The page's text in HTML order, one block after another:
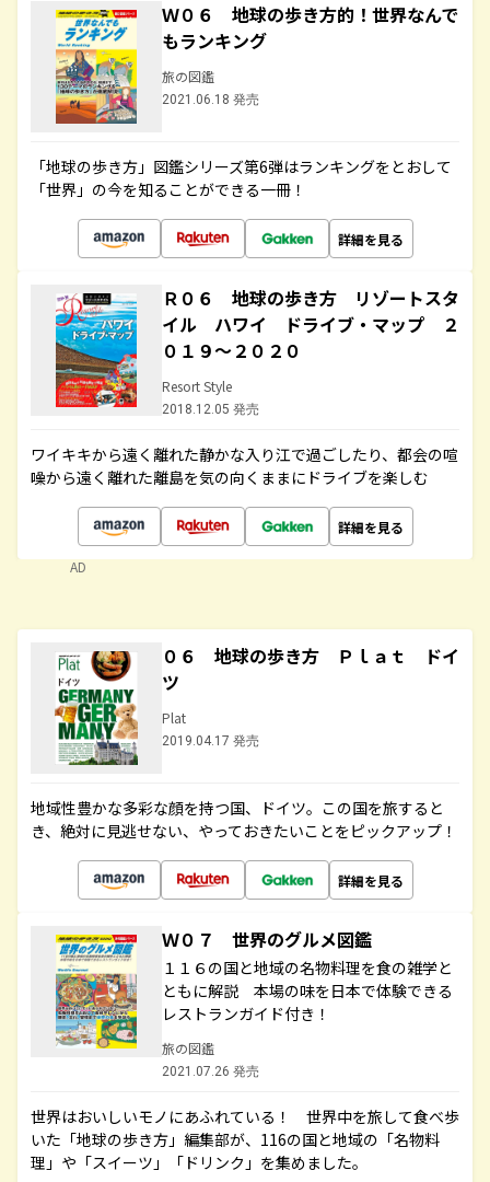
Ｗ０６ 地球の歩き方的！世界なんで
もランキング
旅の図鑑
2021.06.18 発売
「地球の歩き方」図鑑シリーズ第6弾はランキングをとおして
「世界」の今を知ることができる一冊！
詳細を見る
Ｒ０６ 地球の歩き方 リゾートスタ
イル ハワイ ドライブ・マップ ２
０１９～２０２０
Resort Style
2018.12.05 発売
ワイキキから遠く離れた静かな入り江で過ごしたり、都会の喧
噪から遠く離れた離島を気の向くままにドライブを楽しむ
詳細を見る
AD
０６ 地球の歩き方 Ｐｌａｔ ドイ
ツ
Plat
2019.04.17 発売
地域性豊かな多彩な顔を持つ国、ドイツ。この国を旅すると
き、絶対に見逃せない、やっておきたいことをピックアップ！
詳細を見る
Ｗ０７ 世界のグルメ図鑑
１１６の国と地域の名物料理を食の雑学と
ともに解説 本場の味を日本で体験できる
レストランガイド付き！
旅の図鑑
2021.07.26 発売
世界はおいしいモノにあふれている！ 世界中を旅して食べ歩
いた「地球の歩き方」編集部が、116の国と地域の「名物料
理」や「スイーツ」「ドリンク」を集めました。